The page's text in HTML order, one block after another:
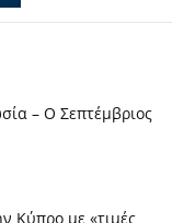
– Ο Σεπτέμβριος
Κύπρο με «τιμές